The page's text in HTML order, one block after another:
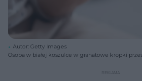
Autor: Getty Images
Osoba w białej koszulce w granatowe kropki
niebieska i biała. O właściwej porze przyjmowania